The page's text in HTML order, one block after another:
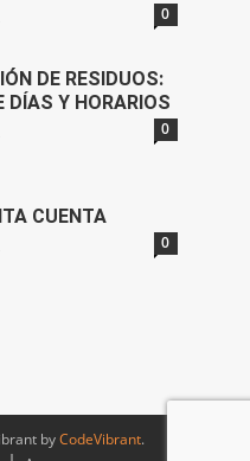
0
DE RESIDUOS:
DÍAS Y HORARIOS
0
CUENTA
0
byCodeVibrant.